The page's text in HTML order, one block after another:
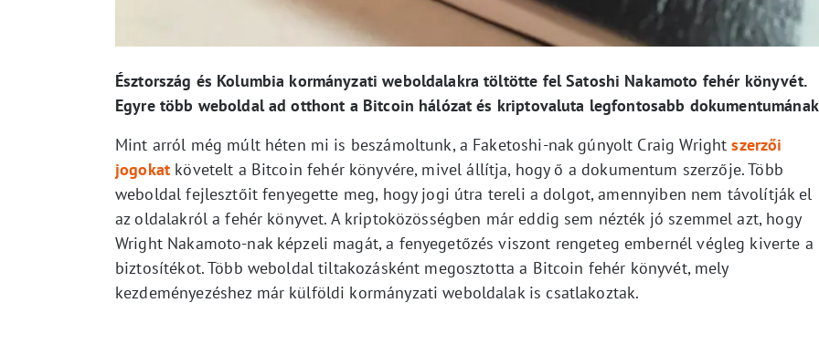
Észtország és Kolumbia kormányzati weboldalakra töltötte fel Satoshi Nakamoto fehér könyvét.
Egyre több weboldal ad otthont a Bitcoin hálózat és kriptovaluta legfontosabb
Mint arról még múlt héten mi is beszámoltunk, a Faketoshi-nak gúnyolt Craig Wrightszerzői
jogokat követelt a Bitcoin fehér könyvére, mivel állítja, hogy ő a dokumentum szerzője. Több
weboldal fejlesztőit fenyegette meg, hogy jogi útra tereli a dolgot, amennyiben nem távolítják el
az oldalakról a fehér könyvet. A kriptoközösségben már eddig sem nézték jó szemmel azt, hogy
Wright Nakamoto-nak képzeli magát, a fenyegetőzés viszont rengeteg embernél végleg kiverte a
biztosítékot. Több weboldal tiltakozásként megosztotta a Bitcoin fehér könyvét, mely
kezdeményezéshez már külföldi kormányzati weboldalak is csatlakoztak.